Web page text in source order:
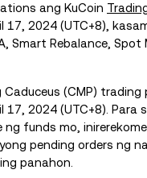
ang KuCoin
17, 2024 (UTC+8),
Smart Rebalance, Spot
(CMP) trading
17, 2024 (UTC+8). Para
funds mo,
pending orders ng
panahon.